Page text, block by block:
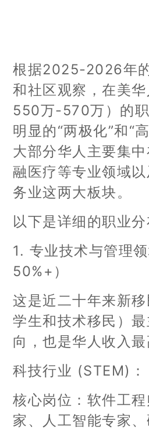
根据2025-2026年
和社区观察，在美
550万-570万）的
明显的“两极化”和“
大部分华人主要集
融医疗等专业领域
务业这两大板块。
以下是详细的职业分
1. 专业技术与管理
50%+）
这是近二十年来新
学生和技术移民）
向，也是华人收入最
科技行业 (STEM)：
核心岗位：软件工
家、人工智能专家、